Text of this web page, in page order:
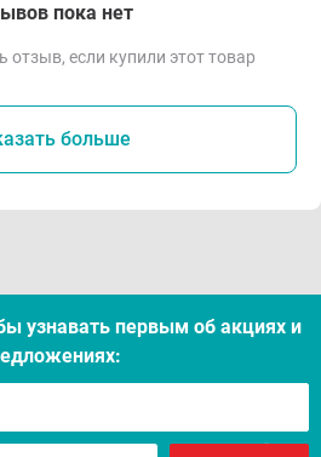
пока нет
отзыв, если купили этот товар
больше
узнавать первым об акцияx и